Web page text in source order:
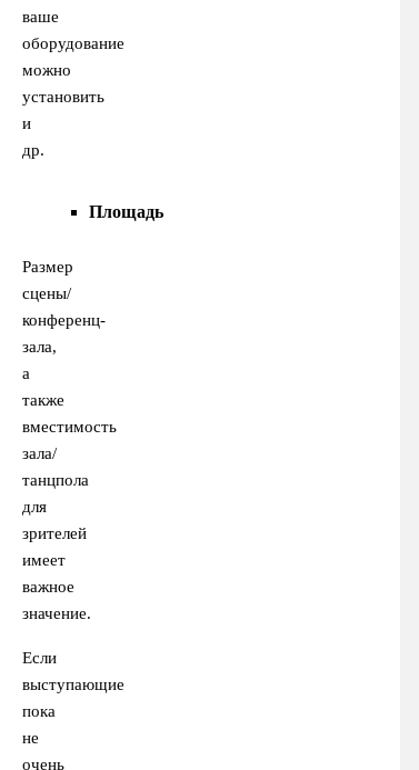
ваше
оборудование
можно
установить
и
др.
Площадь
Размер
сцены/
конференц-
зала,
а
также
вместимость
зала/
танцпола
для
зрителей
имеет
важное
значение.
Если
выступающие
пока
не
очень